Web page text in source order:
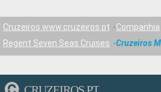
Cruzeiros www.cruzeiros.pt
Companhia
Regent Seven Seas Cruises
Cruzeiros